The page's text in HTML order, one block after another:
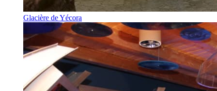
Glacière de Yécora